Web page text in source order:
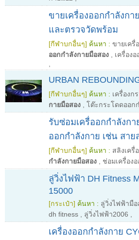
ขายเครื่องออกกำลังก
และตรวจวัดพร้อม
[กีฬาบกอื่นๆ] ค้นหา : ขายเครื่
ออกกำลังกายมือสอง
เครื่อง
URBAN
[กีฬาบกอื่นๆ] ค้นหา : เครื่องก
กายมือสอง
โต๊ะกระโดดออก
รับซ่อมเครื่ออกกำลังก
ออกกำลังกาย เช่น สา
[กีฬาบกอื่นๆ] ค้นหา : สลิงเครื่
กำลังกายมือสอง
ช่อมเครื่อง
ลู่วิ่งไฟฟ้า DH Fitness
15000
[กระเป๋า] ค้นหา : ลู่วิ่งไฟฟ้ามือ
dh fitness
ลู่วิ่งไฟฟ้า2006
เครื่องออกกำลังกาย